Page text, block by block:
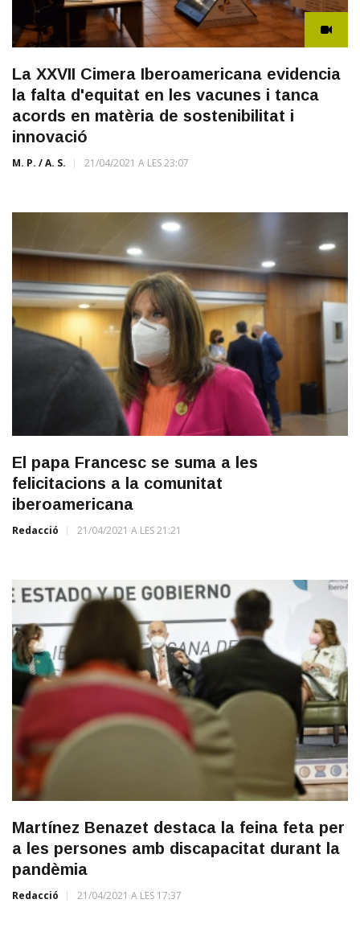
La XXVII Cimera Iberoamericana evidencia
la falta d'equitat en les vacunes i tanca
acords en matèria de sostenibilitat i
innovació
M. P. / A. S. 21/04/2021 A LES 23:07
El papa Francesc se suma a les
felicitacions a la comunitat
iberoamericana
Redacció 21/04/2021 A LES 21:21
Martínez Benazet destaca la feina feta per
a les persones amb discapacitat durant la
pandèmia
Redacció 21/04/2021 A LES 17:37